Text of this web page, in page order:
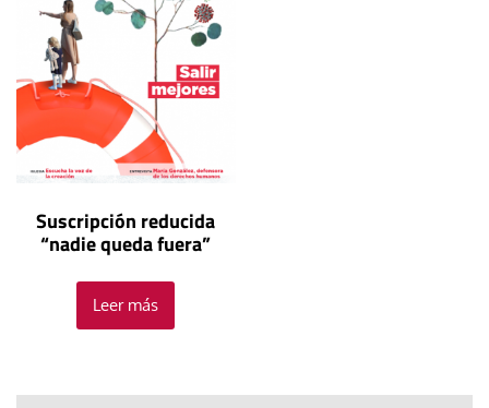
Suscripción reducida
“nadie queda fuera”
Leer más